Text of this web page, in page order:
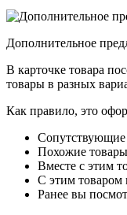
Дополнительное
В карточке товара
товары в разных
Как правило, это
Сопутствующие
Похожие товары
Вместе с этим
С этим товаром
Ранее вы